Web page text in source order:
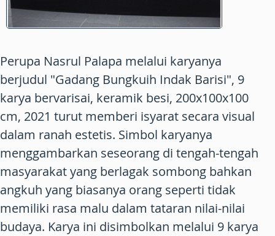
Perupa Nasrul Palapa melalui karyanya
berjudul "Gadang Bungkuih Indak Barisi", 9
karya bervarisai, keramik besi, 200x100x100
cm, 2021 turut memberi isyarat secara visual
dalam ranah estetis. Simbol karyanya
menggambarkan seseorang di tengah-tengah
masyarakat yang berlagak sombong bahkan
angkuh yang biasanya orang seperti tidak
memiliki rasa malu dalam tataran nilai-nilai
budaya. Karya ini disimbolkan melalui 9 karya